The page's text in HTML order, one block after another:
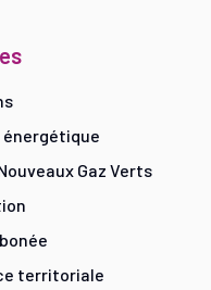
Gaz Verts
territoriale